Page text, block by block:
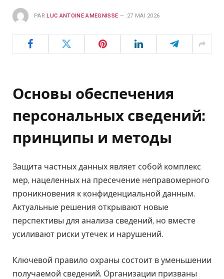
PAR LUC ANTOINE AMEGNISSE 27 MAI 2026
Основы обеспечения
персональных сведений:
принципы и методы
Защита частных данных являет собой комплекс
мер, нацеленных на пресечение неправомерного
проникновения к конфиденциальной данным.
Актуальные решения открывают новые
перспективы для анализа сведений, но вместе
усиливают риски утечек и нарушений.
Ключевой правило охраны состоит в уменьшении
получаемой сведений. Организации призваны